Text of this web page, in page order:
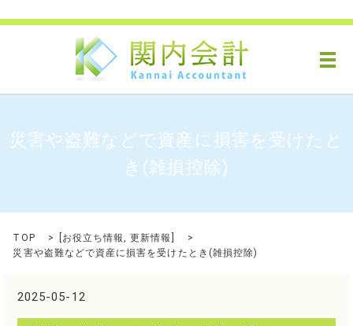
メ
災害や盗難などで資産に損害を受けたと
き(雑損控除)
TOP お役立ち情報,更新情報
災害や盗難などで資産に損害を受けたとき(雑損控除)
2025-05-12